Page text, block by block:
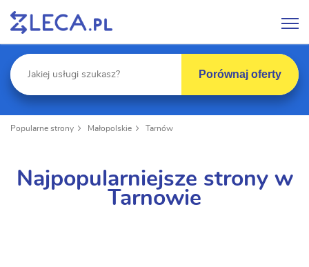
Porównaj oferty
Popularne strony Małopolskie Tarnów
Najpopularniejsze strony w
Tarnowie